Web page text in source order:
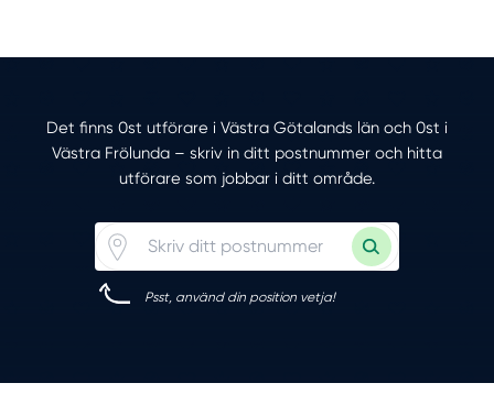
Det finns 0st utförare i Västra Götalands län och 0st i
Västra Frölunda – skriv in ditt postnummer och hitta
utförare som jobbar i ditt område.
Psst, använd din position vetja!